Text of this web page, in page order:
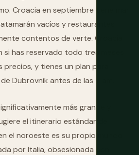
Croacia en septiembre tiene mar
vacíos y restaurantes
contentos de verte. Croacia
has reservado todo tres meses
y tienes un plan para
Dubrovnik antes de las 7 am.
más grande y
el itinerario estándar de
el noroeste es su propio mundo
por Italia, obsesionada con